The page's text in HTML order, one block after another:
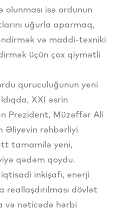
olunması isə ordunun
uğurla aparmaq,
və maddi-texniki
üçün çox qiymətli
quruculuğunun yeni
XXI əsrin
Prezident, Müzəffər Ali
Əliyevin rəhbərliyi
tamamilə yeni,
qədəm qoydu.
inkişafı, enerji
reallaşdırılması dövlət
və nəticədə hərbi